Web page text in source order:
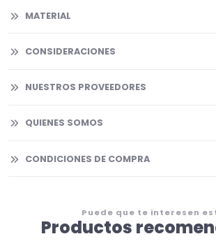
MATERIAL
CONSIDERACIONES
NUESTROS PROVEEDORES
QUIENES SOMOS
CONDICIONES DE COMPRA
Puede que te interesen
Productos